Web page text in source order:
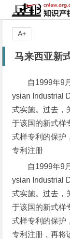
马来西亚新
自1999年9
ysian Industrial
式实施。过去，
于该国的新式样
式样专利的保护
专利注册
自1999年9
ysian Industrial
式实施。过去，
于该国的新式样
式样专利的保护
专利注册，再将
A+